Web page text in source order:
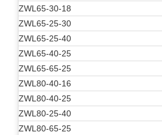
ZWL65-30-18
ZWL65-25-30
ZWL65-25-40
ZWL65-40-25
ZWL65-65-25
ZWL80-40-16
ZWL80-40-25
ZWL80-25-40
ZWL80-65-25